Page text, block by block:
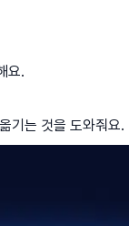
요.
기는 것을 도와줘요.